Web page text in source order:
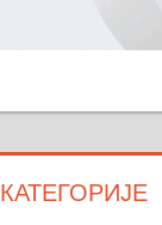
КАТЕГОРИЈЕ